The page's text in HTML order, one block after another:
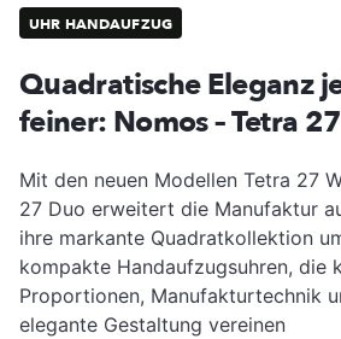
UHR HANDAUFZUG
Quadratische Eleganz
feiner: Nomos – Tetra 27
Mit den neuen Modellen Tetra 27
27 Duo erweitert die Manufaktur
ihre markante Quadratkollektion
kompakte Handaufzugsuhren, die
Proportionen, Manufakturtechnik
elegante Gestaltung vereinen